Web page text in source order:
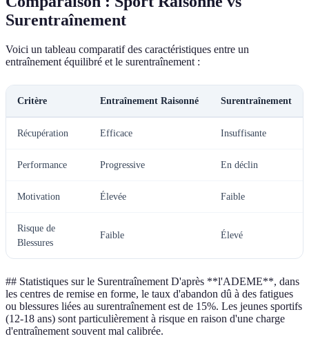
Surentraînement
Voici un tableau comparatif des caractéristiques entre un
entraînement équilibré et le surentraînement :
Critère Entraînement Raisonné Surentraînement
Récupération Efficace Insuffisante
Performance Progressive En déclin
Motivation Élevée Faible
Risque de
Blessures
Faible Élevé
## Statistiques sur le Surentraînement D'après **l'ADEME**, dans
les centres de remise en forme, le taux d'abandon dû à des fatigues
ou blessures liées au surentraînement est de 15%. Les jeunes sportifs
(12-18 ans) sont particulièrement à risque en raison d'une charge
d'entraînement souvent mal calibrée.